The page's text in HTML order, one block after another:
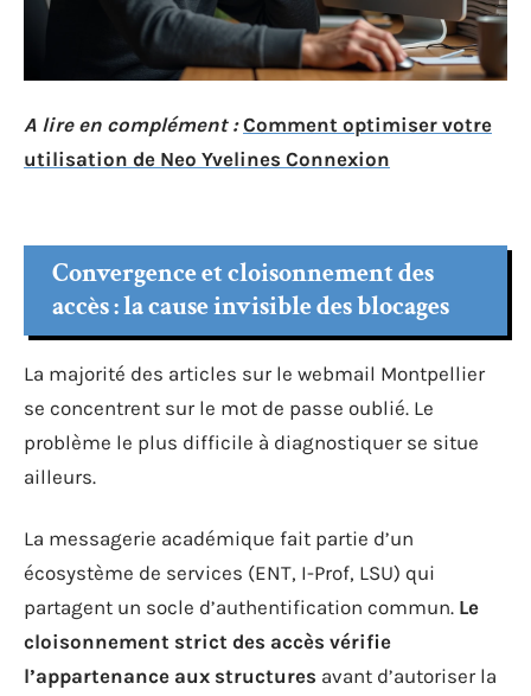
A lire en complément : Comment optimiser votre
utilisation de Neo Yvelines Connexion
Convergence et cloisonnement des
accès : la cause invisible des blocages
La majorité des articles sur le webmail Montpellier
se concentrent sur le mot de passe oublié. Le
problème le plus difficile à diagnostiquer se situe
ailleurs.
La messagerie académique fait partie d’un
écosystème de services (ENT, I-Prof, LSU) qui
partagent un socle d’authentification commun. Le
cloisonnement strict des accès vérifie
l’appartenance aux structures avant d’autoriser la